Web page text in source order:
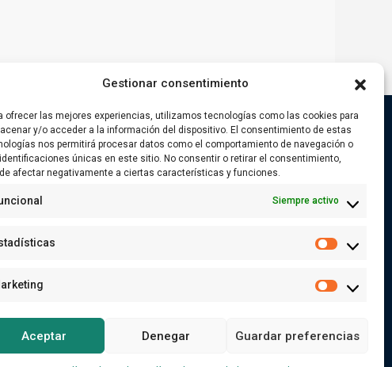
Gestionar consentimiento
ofrecer las mejores experiencias, utilizamos tecnologías como las cookies para
y/o acceder a la información del dispositivo. El consentimiento de estas
nos permitirá procesar datos como el comportamiento de navegación o
identificaciones únicas en este sitio. No consentir o retirar el consentimiento,
afectar negativamente a ciertas características y funciones.
Siempre activo
Marketing
Aceptar Denegar Guardar preferencias
Buscar